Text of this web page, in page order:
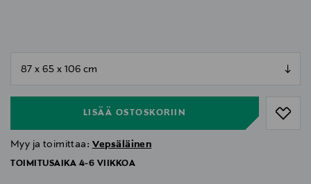
LISÄÄ OSTOSKORIIN
Myy ja toimittaa: Vepsäläinen
TOIMITUSAIKA 4-6 VIIKKOA